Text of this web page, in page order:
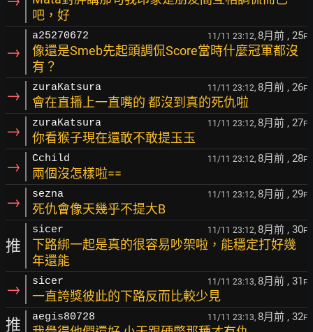
吧，好
→
a25270672 11/11 23:12, 8月前 , 25F
像還是Smeb先起頭調侃Score當時什麼冠軍都沒
有？
→ zuraKatsura 11/11 23:12, 8月前 , 26F
會在直播上一直嘴的 都沒到真的死仇啦
→ zuraKatsura 11/11 23:12, 8月前 , 27F
你看猴子現在還敢不敢提玉玉
→ Cchild 11/11 23:12, 8月前 , 28F
兩個沒怎樣啦==
→ sezna 11/11 23:12, 8月前 , 29F
死仇會像天幾乎不提大B
推
sicer 11/11 23:12, 8月前 , 30F
下路綁一起是真的很容易吵架啦，能穩定打好幾
年還能
→ sicer 11/11 23:13, 8月前 , 31 F
一直誇獎彼此的下路反而比較少見
推 aegis80728 11/11 23:13, 8月前 , 32F